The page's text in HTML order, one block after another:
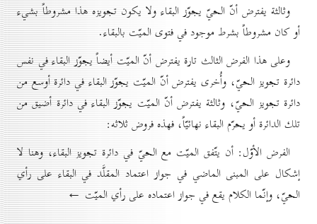
وثالثة يفترض أنّ الحيّ يجوّز البقاء ولا يكون تجويزه هذا مشروطاً بشيء
أو كان مشروطاً بشرط موجود في فتوى الميّت بالبقاء.
وعلى هذا الفرض الثالث تارة يفترض أنّ الميّت أيضاً يجوّز البقاء في نفس
دائرة تجويز الحيّ، وأُخرى يفترض أنّ الميّت يجوّز البقاء في دائرة أوسع من
دائرة تجويز الحيّ، وثالثة يفترض أنّ الميّت يجوّز البقاء في دائرة أضيق من
تلك الدائرة أو يحرّم البقاء نهائيّاً، فهذه فروض ثلاثه:
الفرض الأوّل: أن يتّفق الميّت مع الحيّ في دائرة تجويز البقاء، وهنا لا
إشكال على المبنى الماضي في جواز اعتماد المقلَّد في البقاء على رأي
الحيّ، وإنّما الكلام يقع في جواز اعتماده على رأي الميّت ←